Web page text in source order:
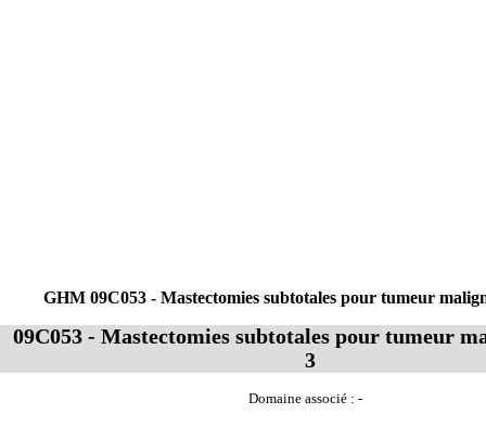
GHM 09C053 - Mastectomies subtotales pour tumeur
09C053 - Mastectomies subtotales pour tumeur
3
Domaine associé : -